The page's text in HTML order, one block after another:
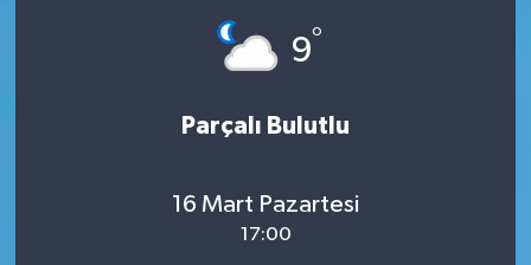
9°
Parçalı Bulutlu
16 Mart Pazartesi
17:00